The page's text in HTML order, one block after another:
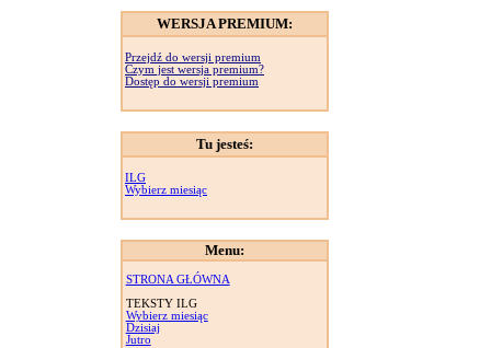
WERSJA PREMIUM:
Przejdź do wersji premium
Czym jest wersja premium?
Dostęp do wersji premium
Tu jesteś:
ILG
Wybierz miesiąc
Menu:
STRONA GŁÓWNA
TEKSTY ILG
Wybierz miesiąc
Dzisiaj
Jutro